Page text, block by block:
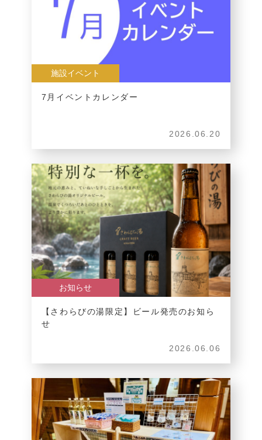
7月イベントカレンダー
2026.06.20
施設イベント
【さわらびの湯限定】ビール発売のお知ら
せ
2026.06.06
お知らせ